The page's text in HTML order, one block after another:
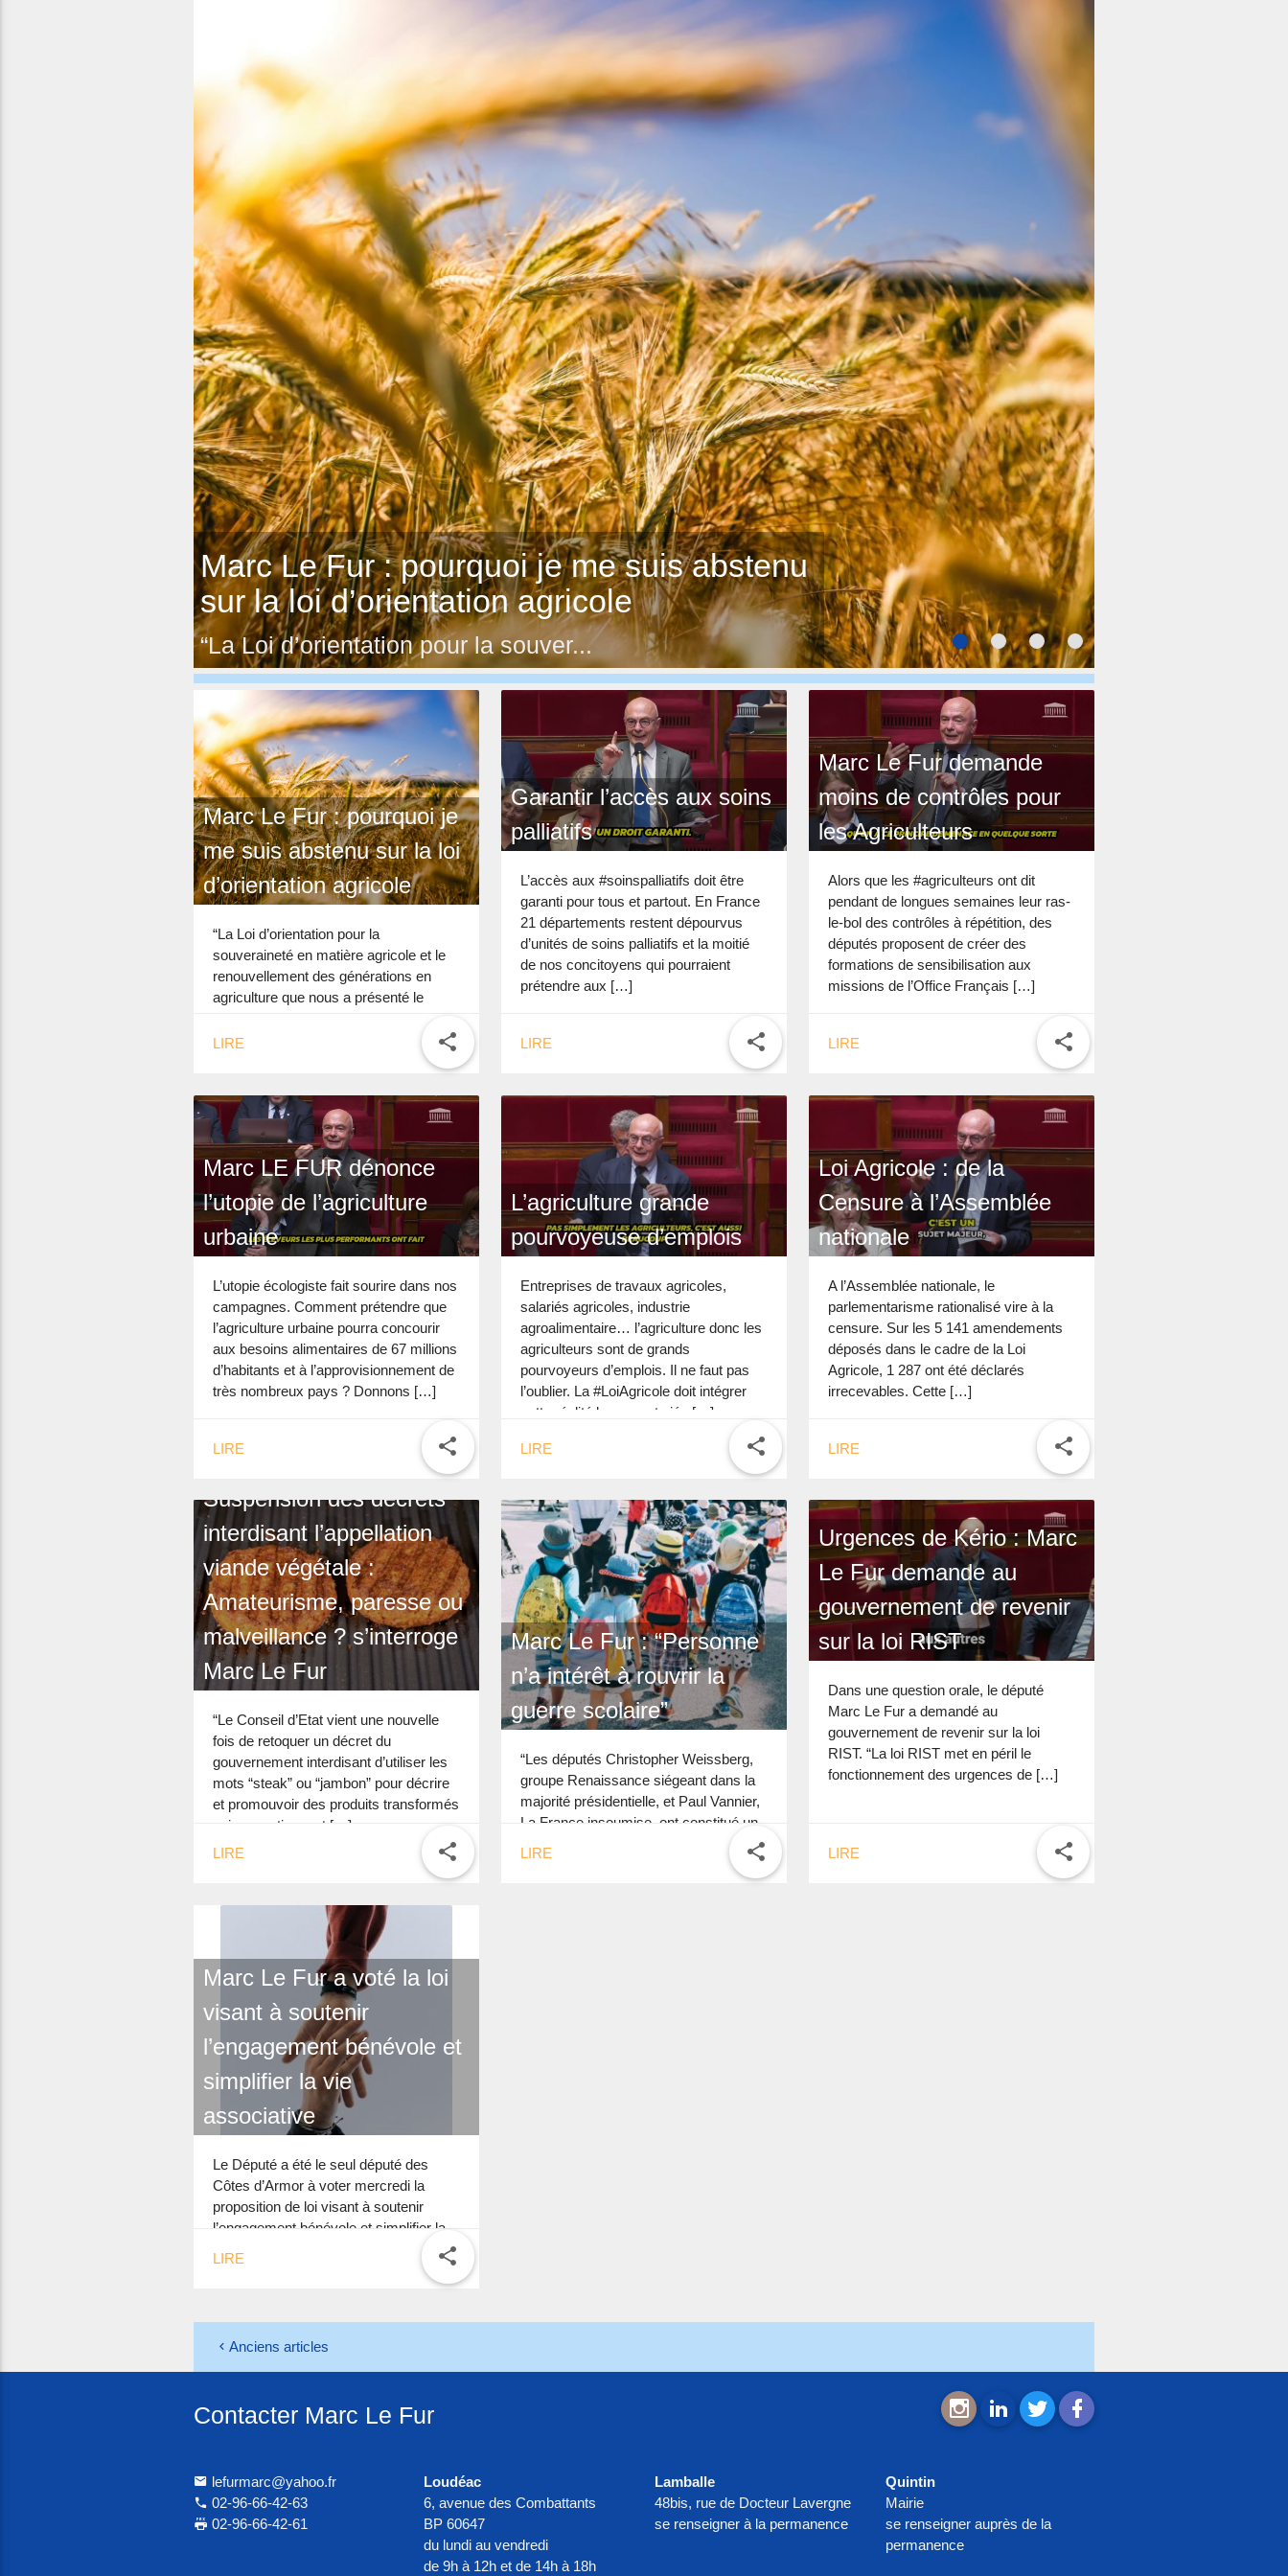
Marc Le Fur : pourquoi je me suis abstenu
sur la loi d’orientation agricole
“La Loi d’orientation pour la souver...
Marc Le Fur : pourquoi je
me suis abstenu sur la loi
d’orientation agricole
“La Loi d’orientation pour la
souveraineté en matière agricole et le
renouvellement des générations en
agriculture que nous a présenté le
Gouvernement a été votée ce mardi 28
mai 2024. […]
LIRE share
Garantir l’accès aux soins
palliatifs
L’accès aux #soinspalliatifs doit être
garanti pour tous et partout. En France
21 départements restent dépourvus
d’unités de soins palliatifs et la moitié
de nos concitoyens qui pourraient
prétendre aux […]
LIRE share
Marc Le Fur demande
moins de contrôles pour
les Agriculteurs
Alors que les #agriculteurs ont dit
pendant de longues semaines leur ras-
le-bol des contrôles à répétition, des
députés proposent de créer des
formations de sensibilisation aux
missions de l’Office Français […]
LIRE share
Marc LE FUR dénonce
l’utopie de l’agriculture
urbaine
L’utopie écologiste fait sourire dans nos
campagnes. Comment prétendre que
l’agriculture urbaine pourra concourir
aux besoins alimentaires de 67 millions
d’habitants et à l’approvisionnement de
très nombreux pays ? Donnons […]
LIRE share
L’agriculture grande
pourvoyeuse d’emplois
Entreprises de travaux agricoles,
salariés agricoles, industrie
agroalimentaire… l’agriculture donc les
agriculteurs sont de grands
pourvoyeurs d’emplois. Il ne faut pas
l’oublier. La #LoiAgricole doit intégrer
cette réalité largement niée […]
LIRE share
Loi Agricole : de la
Censure à l’Assemblée
nationale
A l’Assemblée nationale, le
parlementarisme rationalisé vire à la
censure. Sur les 5 141 amendements
déposés dans le cadre de la Loi
Agricole, 1 287 ont été déclarés
irrecevables. Cette […]
LIRE share
Suspension des décrets
interdisant l’appellation
viande végétale :
Amateurisme, paresse ou
malveillance ? s’interroge
Marc Le Fur
“Le Conseil d’Etat vient une nouvelle
fois de retoquer un décret du
gouvernement interdisant d’utiliser les
mots “steak” ou “jambon” pour décrire
et promouvoir des produits transformés
qui ne contiennent […]
LIRE
share
Marc Le Fur : “Personne
n’a intérêt à rouvrir la
guerre scolaire”
“Les députés Christopher Weissberg,
groupe Renaissance siégeant dans la
majorité présidentielle, et Paul Vannier,
La France insoumise, ont constitué un
attelage inédit pour présenter un rapport
à charge contre l’enseignement […]
LIRE share
Urgences de Kério : Marc
Le Fur demande au
gouvernement de revenir
sur la loi RIST
Dans une question orale, le député
Marc Le Fur a demandé au
gouvernement de revenir sur la loi
RIST. “La loi RIST met en péril le
fonctionnement des urgences de […]
LIRE share
Marc Le Fur a voté la loi
visant à soutenir
l’engagement bénévole et
simplifier la vie
associative
Le Député a été le seul député des
Côtes d’Armor à voter mercredi la
proposition de loi visant à soutenir
l’engagement bénévole et simplifier la
LIRE share
Anciens articles
Contacter Marc Le Fur
lefurmarc@yahoo.fr
02-96-66-42-63
02-96-66-42-61
Loudéac
6, avenue des Combattants
BP 60647
du lundi au vendredi
de 9h à 12h et de 14h à 18h
Lamballe
48bis, rue de Docteur Lavergne
se renseigner à la permanence
Quintin
Mairie
se renseigner auprès de la
permanence